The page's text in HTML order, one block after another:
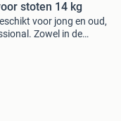
stoten 14 kg
voor jong en oud,
Zowel in de